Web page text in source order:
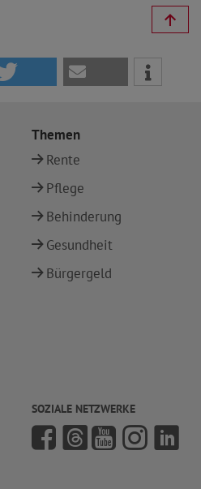
Themen
Rente
Pflege
Behinderung
Gesundheit
Bürgergeld
SOZIALE NETZWERKE